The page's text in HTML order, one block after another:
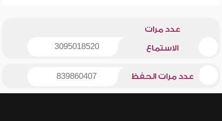
عدد مرات
الاستماع 3095018520
عدد مرات الحفظ 839860407